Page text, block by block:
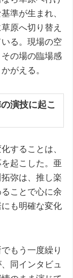
準が生まれ、
原へ切り替え
る。現場の空
の場の臨場感
がえる。
演技に起こ
することは、
起こした。亜
弥は、推し楽
ことで心に余
も明確な変化
もう一度繰り
同インタビュ